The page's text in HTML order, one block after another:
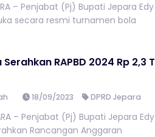
– Penjabat (Pj) Bupati Jepara Edy
secara resmi turnamen bola
RAPBD 2024 Rp 2,3 T
18/09/2023 DPRD Jepara
– Penjabat (Pj) Bupati Jepara Edy
Rancangan Anggaran